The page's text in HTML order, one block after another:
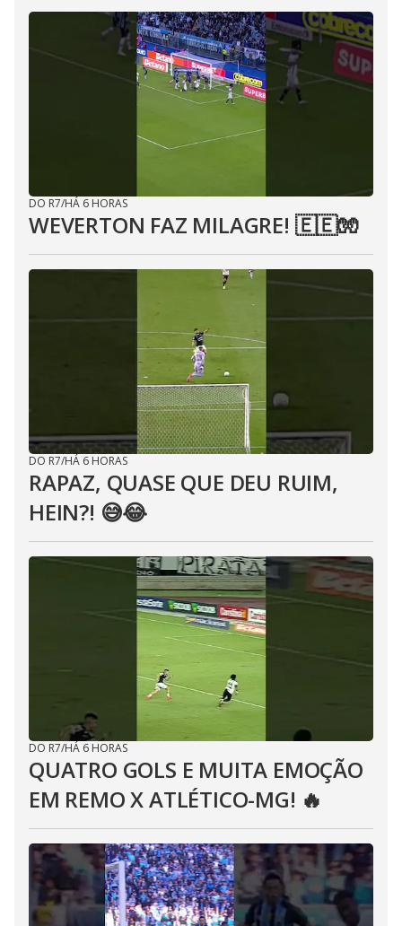
DO R7/HÁ 6 HORAS
WEVERTON FAZ MILAGRE! 🇪🇪🧤
DO R7/HÁ 6 HORAS
RAPAZ, QUASE QUE DEU RUIM,
HEIN?! 😅😂⁣
DO R7/HÁ 6 HORAS
QUATRO GOLS E MUITA EMOÇÃO
EM REMO X ATLÉTICO-MG! 🔥